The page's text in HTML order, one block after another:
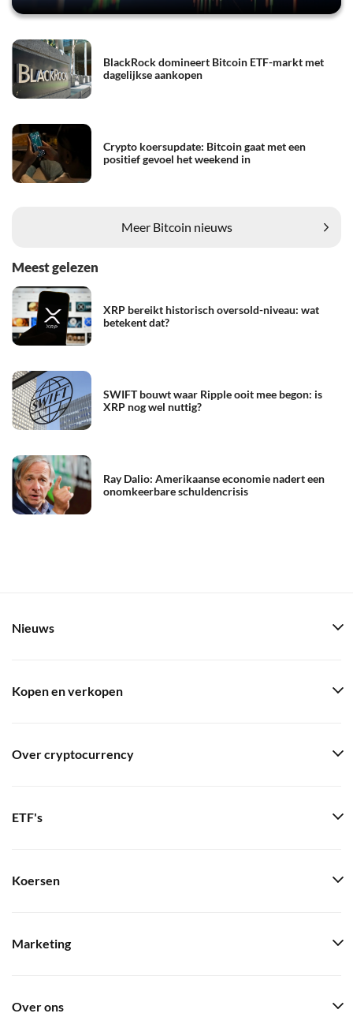
BlackRock domineert Bitcoin ETF-markt met
dagelijkse aankopen
Crypto koersupdate: Bitcoin gaat met een
positief gevoel het weekend in
Meer Bitcoin nieuws
Meest gelezen
XRP bereikt historisch oversold-niveau: wat
betekent dat?
SWIFT bouwt waar Ripple ooit mee begon: is
XRP nog wel nuttig?
Ray Dalio: Amerikaanse economie nadert een
onomkeerbare schuldencrisis
Nieuws
Kopen en verkopen
Over cryptocurrency
ETF's
Koersen
Marketing
Over ons